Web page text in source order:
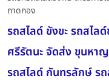
ถาดกอง
รถสไลด์ ขังขะ รถสไล
ศรีรัตนะ จัดส่ง ขุนหาญ
รถสไลด์ กันทรลักษ์ ร